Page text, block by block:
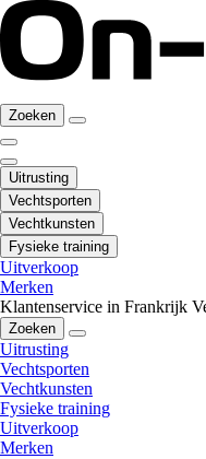
Zoeken
Uitrusting
Vechtsporten
Vechtkunsten
Fysieke training
Uitverkoop
Merken
Klantenservice in Frankrijk
Zoeken
Uitrusting
Vechtsporten
Vechtkunsten
Fysieke training
Uitverkoop
Merken